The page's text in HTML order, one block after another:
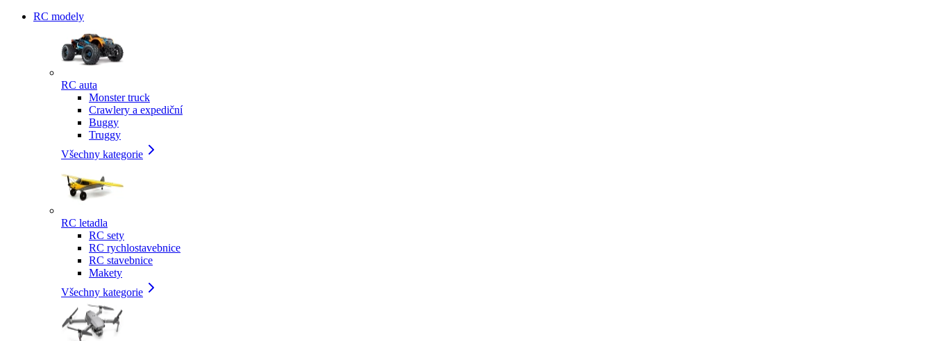
RC modely
RC auta
Monster truck
Crawlery a expediční
Buggy
Truggy
Všechny kategorie
RC letadla
RC sety
RC rychlostavebnice
RC stavebnice
Makety
Všechny kategorie